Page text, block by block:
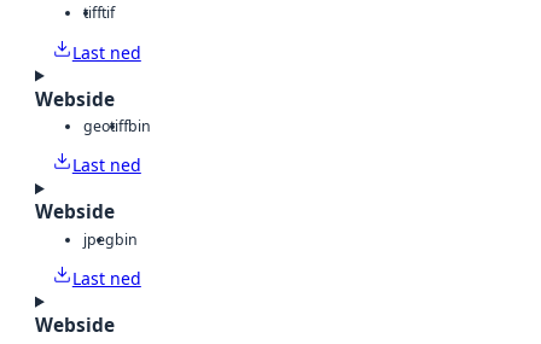
tifftif
Last ned
Webside
geotiffbin
Last ned
Webside
jpegbin
Last ned
Webside